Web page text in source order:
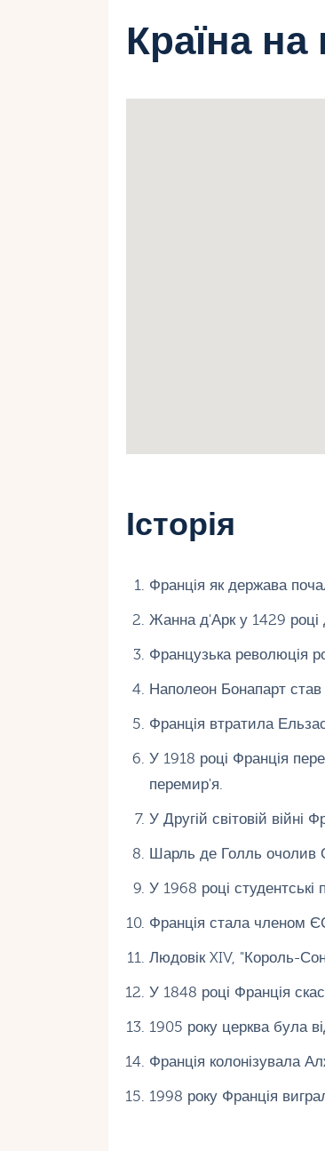
Країна на
Історія
Франція як держава
Жанна д'Арк у 1429 році
Французька революція
Наполеон Бонапарт
Франція втратила
У 1918 році Франція
перемир'я.
У Другій світовій війні
Шарль де Голль очолив
У 1968 році студентські
Франція стала членом
Людовік XIV, "Король-
У 1848 році Франція
1905 року церква була
Франція колонізувала
1998 року Франція